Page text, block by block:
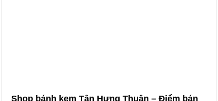
Shop bánh kem Tân Hưng Thuận – Điểm bán